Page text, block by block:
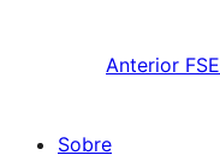
Anterior
Sobre